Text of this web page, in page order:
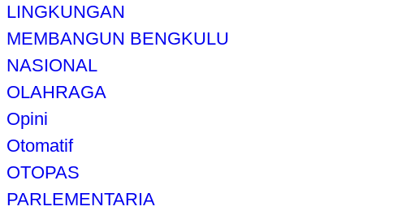
LINGKUNGAN
MEMBANGUN BENGKULU
NASIONAL
OLAHRAGA
Opini
Otomatif
OTOPAS
PARLEMENTARIA